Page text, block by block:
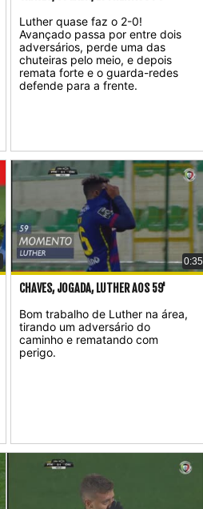
Luther quase faz o 2-0!
Avançado passa por entre dois
adversários, perde uma das
chuteiras pelo meio, e depois
remata forte e o guarda-redes
defende para a frente.
0:35
CHAVES, JOGADA, LUTHER AOS 59'
Bom trabalho de Luther na área,
tirando um adversário do
caminho e rematando com
perigo.